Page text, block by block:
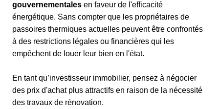
gouvernementales en faveur de l'efficacité
énergétique. Sans compter que les propriétaires de
passoires thermiques actuelles peuvent être confrontés
à des restrictions légales ou financières qui les
empêchent de louer leur bien en l'état.
En tant qu’investisseur immobilier, pensez à négocier
des prix d'achat plus attractifs en raison de la nécessité
des travaux de rénovation.